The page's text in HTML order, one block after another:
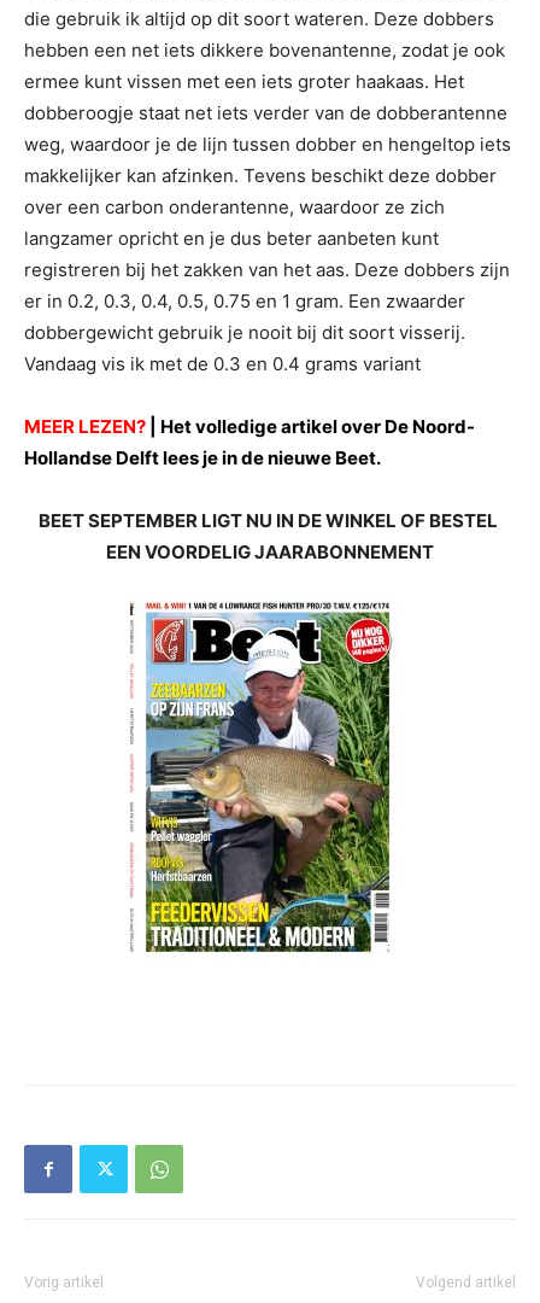
die gebruik ik altijd op dit soort wateren. Deze dobbers
hebben een net iets dikkere bovenantenne, zodat je ook
ermee kunt vissen met een iets groter haakaas. Het
dobberoogje staat net iets verder van de dobberantenne
weg, waardoor je de lijn tussen dobber en hengeltop iets
makkelijker kan afzinken. Tevens beschikt deze dobber
over een carbon onderantenne, waardoor ze zich
langzamer opricht en je dus beter aanbeten kunt
registreren bij het zakken van het aas. Deze dobbers zijn
er in 0.2, 0.3, 0.4, 0.5, 0.75 en 1 gram. Een zwaarder
dobbergewicht gebruik je nooit bij dit soort visserij.
Vandaag vis ik met de 0.3 en 0.4 grams variant
MEER LEZEN?
Het volledige artikel over De Noord-
Hollandse Delft lees je in de nieuwe Beet.
BEET SEPTEMBER LIGT NU IN DE WINKEL OF BESTEL
EEN VOORDELIG JAARABONNEMENT
Vorig artikel Volgend artikel